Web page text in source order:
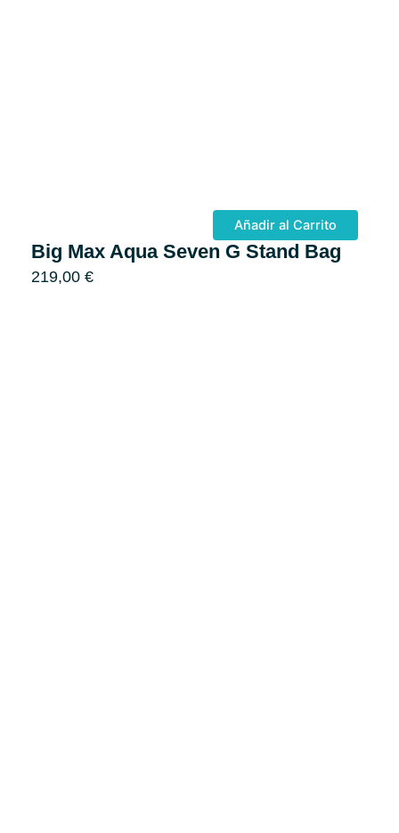
Añadir al Carrito
Big Max Aqua Seven G Stand Bag
219,00 €